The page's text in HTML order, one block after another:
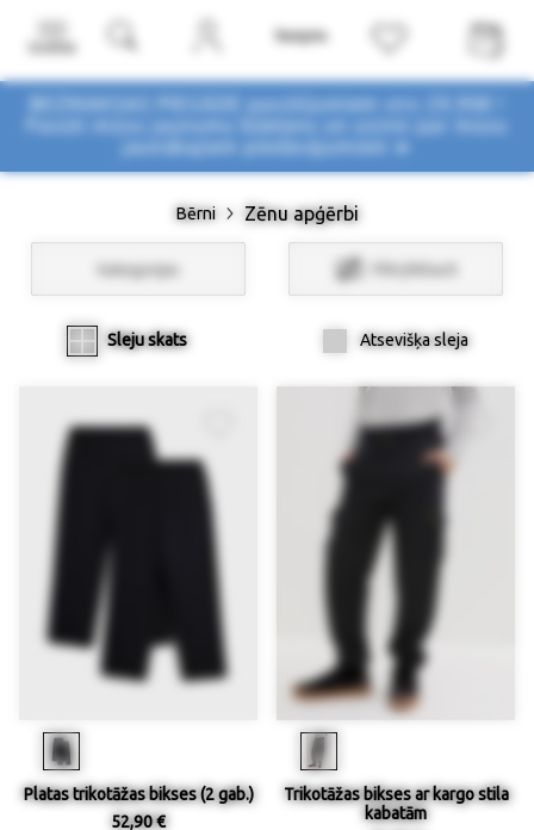
BEZMAKSAS PIEGĀDE pasūtījumiem virs 29,90€ !
Pasūti mūsu jaunumu biļetenu un uzzini par mūsu
Bērni Zēnu apģērbi
Kategorijas Filtri/Atlasīt
Sleju skats Atsevišķa sleja
Platas trikotāžas bikses (2 gab.)
52,90 €
Trikotāžas bikses ar kargo stila
kabatām